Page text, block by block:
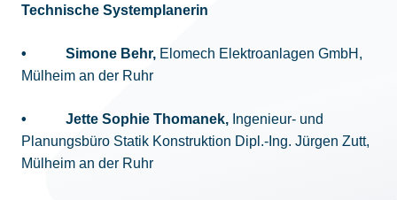
Technische Systemplanerin
• Simone Behr, Elomech Elektroanlagen GmbH,
Mülheim an der Ruhr
• Jette Sophie Thomanek, Ingenieur- und
Planungsbüro Statik Konstruktion Dipl.-Ing. Jürgen Zutt,
Mülheim an der Ruhr